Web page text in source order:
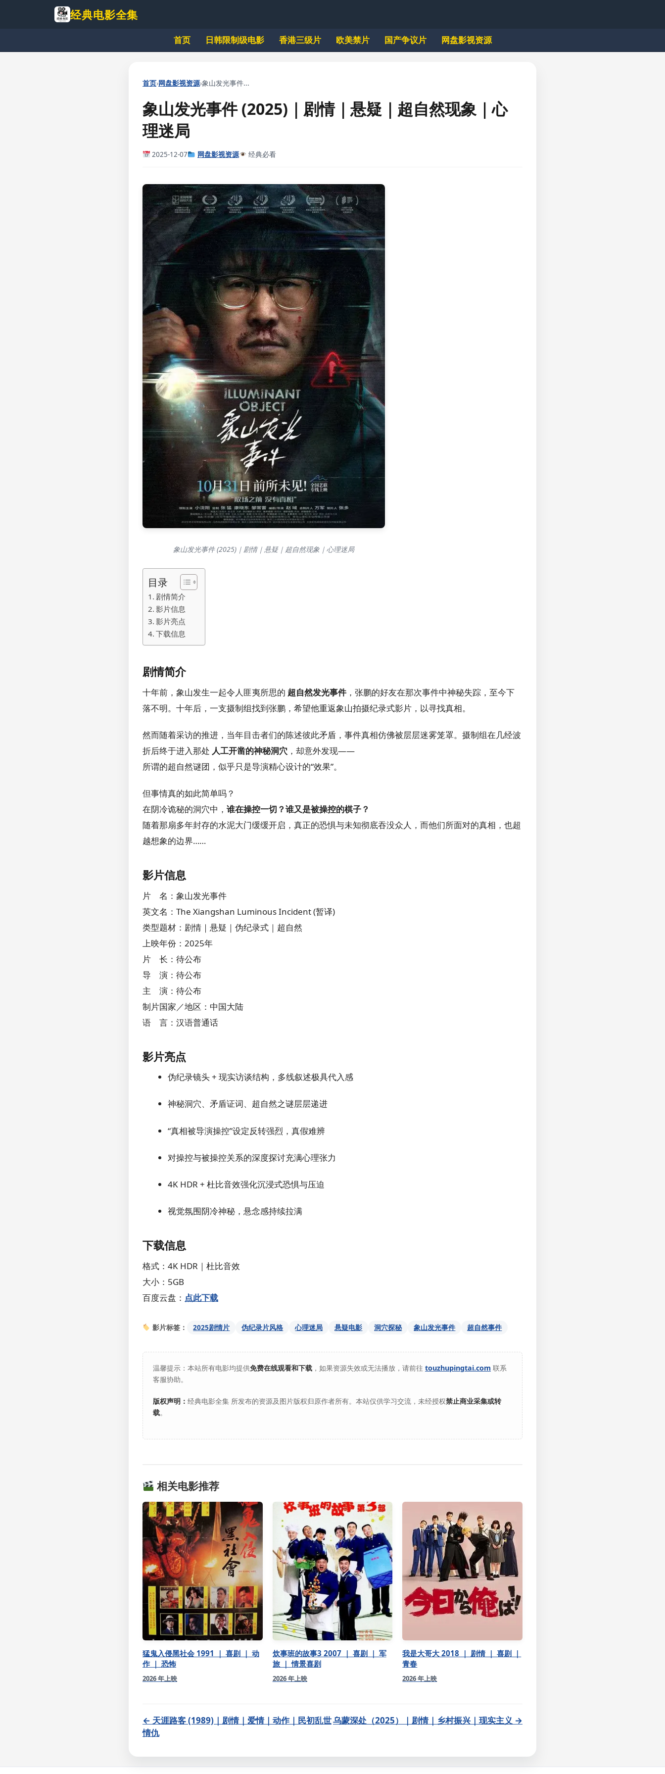
内
经典电影全集
首页 日韩限制级电影 香港三级片 欧美禁片 国产争议片 网盘影视资源
首页›网盘影视资源›象山发光事件...
象山发光事件 (2025)｜剧情｜悬疑｜超自然现象｜心
理迷局
2025-12-07 网盘影视资源 经典必看
象山发光事件 (2025)｜剧情｜悬疑｜超自然现象｜心理迷局
目录
剧情简介
影片信息
影片亮点
下载信息
剧情简介
十年前，象山发生一起令人匪夷所思的 超自然发光事件 ，张鹏的好友在那次事件中神秘失踪，至今下
落不明。十年后，一支摄制组找到张鹏，希望他重返象山拍摄纪录式影片，以寻找真相。
然而随着采访的推进，当年目击者们的陈述彼此矛盾，事件真相仿佛被层层迷雾笼罩。摄制组在几经波
折后终于进入那处 人工开凿的神秘洞穴 ，却意外发现——
所谓的超自然谜团，似乎只是导演精心设计的“效果”。
但事情真的如此简单吗？
在阴冷诡秘的洞穴中， 谁在操控一切？谁又是被操控的棋子？
随着那扇多年封存的水泥大门缓缓开启，真正的恐惧与未知彻底吞没众人，而他们所面对的真相，也超
越想象的边界……
影片信息
片 名：象山发光事件
英文名：The Xiangshan Luminous Incident (暂译)
类型题材：剧情｜悬疑｜伪纪录式｜超自然
上映年份：2025年
片 长：待公布
导 演：待公布
主 演：待公布
制片国家／地区：中国大陆
语 言：汉语普通话
影片亮点
伪纪录镜头 + 现实访谈结构，多线叙述极具代入感
神秘洞穴、矛盾证词、超自然之谜层层递进
“真相被导演操控”设定反转强烈，真假难辨
对操控与被操控关系的深度探讨充满心理张力
4K HDR + 杜比音效强化沉浸式恐惧与压迫
视觉氛围阴冷神秘，悬念感持续拉满
下载信息
格式：4K HDR｜杜比音效
大小：5GB
百度云盘： 点此下载
影片标签： 2025剧情片 伪纪录片风格 心理迷局 悬疑电影 洞穴探秘 象山发光事件 超自然事件
温馨提示：本站所有电影均提供免费在线观看和下载 ，如果资源失效或无法播放，请前往 touzhupingtai.com 联系
客服协助。
版权声明： 经典电影全集 所发布的资源及图片版权归原作者所有。本站仅供学习交流，未经授权禁止商业采集或转
载。
相关电影推荐
猛鬼入侵黑社会 1991 ｜ 喜剧 ｜ 动
作 ｜ 恐怖
2026 年上映
炊事班的故事3 2007 ｜ 喜剧 ｜ 军
旅 ｜ 情景喜剧
2026 年上映
我是大哥大 2018 ｜ 剧情 ｜ 喜剧 ｜
青春
2026 年上映
← 天涯路客 (1989)｜剧情｜爱情｜动作｜民初乱世
情仇
乌蒙深处（2025）｜剧情｜乡村振兴｜现实主义 →